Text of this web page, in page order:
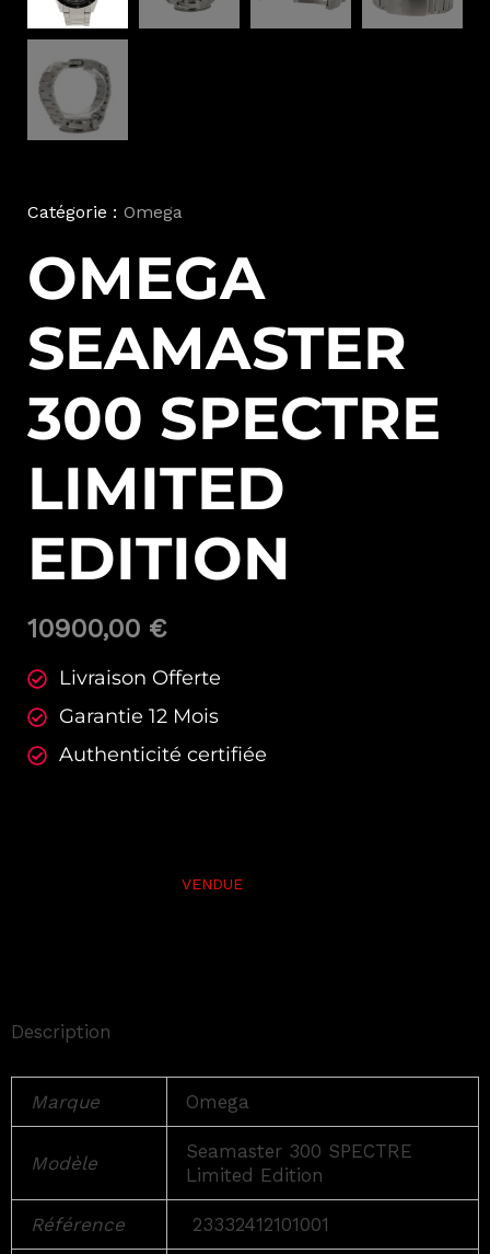
Catégorie : Omega
OMEGA
SEAMASTER
300 SPECTRE
LIMITED
EDITION
10900,00 €
Livraison Offerte
Garantie 12 Mois
Authenticité certifiée
Description
Marque Omega
Modèle
Seamaster 300 SPECTRE
Limited Edition
Référence 23332412101001